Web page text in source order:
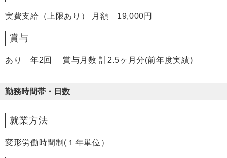
実費支給（上限あり） 月額 19,000円
賞与
あり 年2回 賞与月数 計2.5ヶ月分(前年度実績)
勤務時間帯・日数
就業方法
変形労働時間制(１年単位）